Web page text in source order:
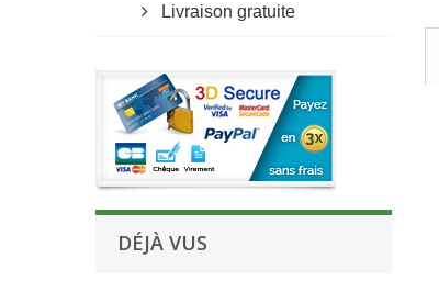
Livraison gratuite
DÉJÀ VUS